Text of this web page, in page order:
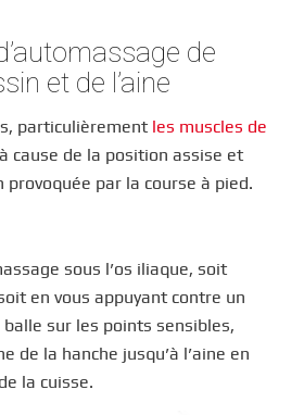
de
et de l’aine
particulièrement les muscles de
cause de la position assise et
provoquée par la course à pied.
sous l’os iliaque, soit
en vous appuyant contre un
sur les points sensibles,
de la hanche jusqu’à l’aine en
la cuisse.